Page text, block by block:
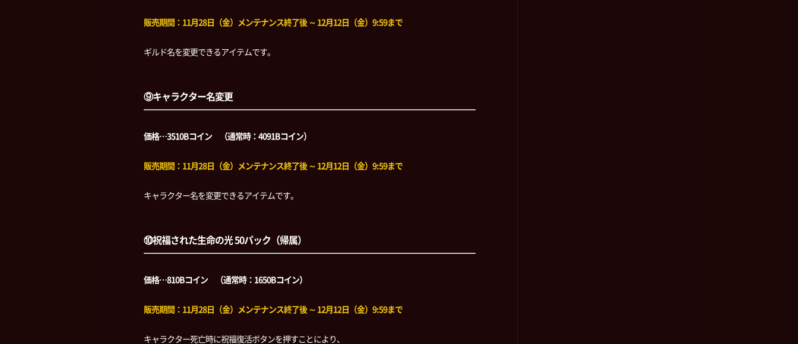
販売期間：11月28日（金）メンテナンス終了後 ～ 12月12日（金）9:59まで
ギルド名を変更できるアイテムです。
⑨キャラクター名変更
価格…3510Bコイン （通常時：4091Bコイン）
販売期間：11月28日（金）メンテナンス終了後 ～ 12月12日（金）9:59まで
キャラクター名を変更できるアイテムです。
⑩祝福された生命の光 50パック（帰属）
価格…810Bコイン （通常時：1650Bコイン）
販売期間：11月28日（金）メンテナンス終了後 ～ 12月12日（金）9:59まで
キャラクター死亡時に祝福復活ボタンを押すことにより、